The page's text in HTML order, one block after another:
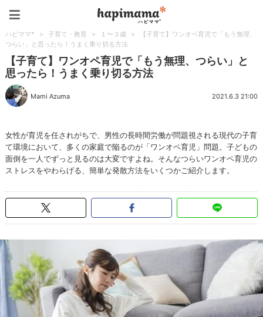
ハピママ* > 子育て・教育 > １〜３歳 >
【子育て】ワンオペ育児で「もう無理、
つらい」と思ったら！うまく乗り切る方法
【子育て】ワンオペ育児で「もう無理、つらい」と
思ったら！うまく乗り切る方法
Mami Azuma 2021.6.3 21:00
女性が育児を任されがちで、男性の長時間労働が問題視される現代の子育
て環境において、多くの家庭で陥るのが「ワンオペ育児」問題。子どもの
面倒を一人でずっと見るのは大変ですよね。そんなつらいワンオペ育児の
ストレスをやわらげる、簡単な発散方法をいくつかご紹介します。